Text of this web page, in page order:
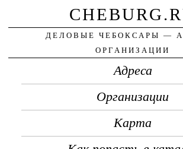
ДЕЛОВЫЕ ЧЕБОКСАРЫ —
ОРГАНИЗАЦИИ
Адреса
Организации
Карта